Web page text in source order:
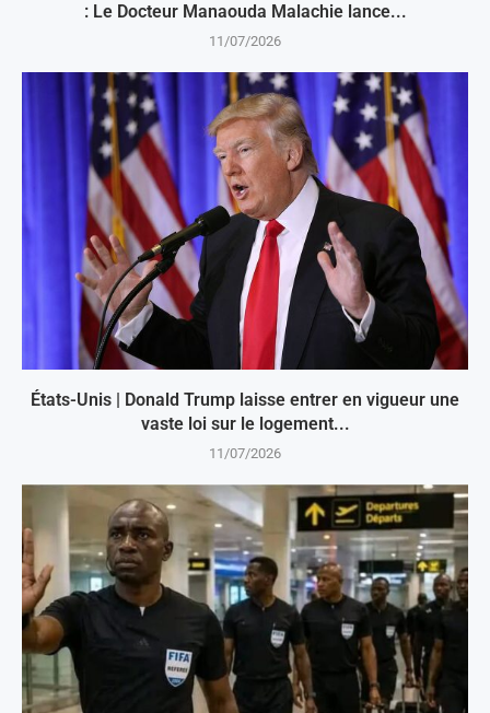
: Le Docteur Manaouda Malachie lance...
11/07/2026
États-Unis | Donald Trump laisse entrer en vigueur une
vaste loi sur le logement...
11/07/2026